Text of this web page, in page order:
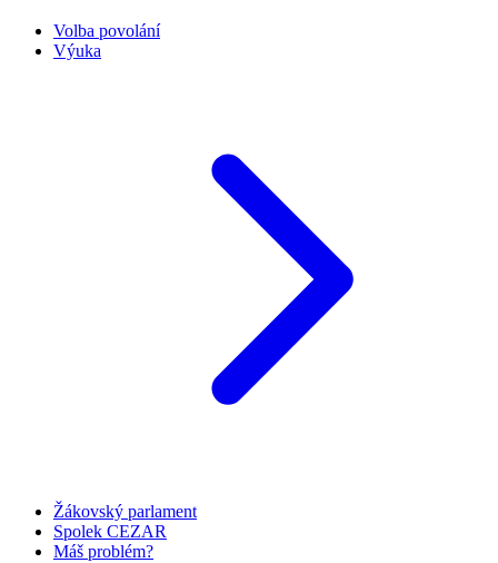
Volba povolání
Výuka
Žákovský parlament
Spolek CEZAR
Máš problém?